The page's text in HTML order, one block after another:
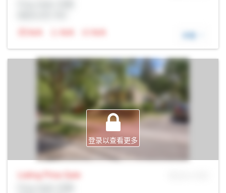
N/A
N/A N/A 详细
登录以查看更多
Listing Price Sale